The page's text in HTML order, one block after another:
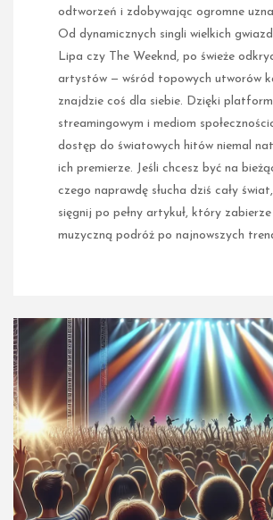
odtworzeń i zdobywając ogromne
Od dynamicznych singli wielkich
Lipa czy The Weeknd, po świeże
artystów — wśród topowych utworów
znajdzie coś dla siebie. Dzięki
streamingowym i mediom
dostęp do światowych hitów niemal
ich premierze. Jeśli chcesz być na
czego naprawdę słucha dziś cały
sięgnij po pełny artykuł, który
muzyczną podróż po najnowszych